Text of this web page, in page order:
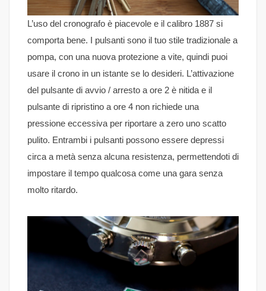
L’uso del cronografo è piacevole e il calibro 1887 si
comporta bene. I pulsanti sono il tuo stile tradizionale a
pompa, con una nuova protezione a vite, quindi puoi
usare il crono in un istante se lo desideri. L’attivazione
del pulsante di avvio / arresto a ore 2 è nitida e il
pulsante di ripristino a ore 4 non richiede una
pressione eccessiva per riportare a zero uno scatto
pulito. Entrambi i pulsanti possono essere depressi
circa a metà senza alcuna resistenza, permettendoti di
impostare il tempo qualcosa come una gara senza
molto ritardo.